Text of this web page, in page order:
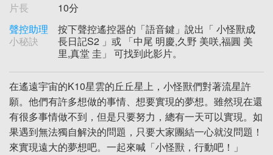
片長
10分
聲控助理
小秘訣
按下聲控遙控器的「語音鍵」說出「 小怪獸成
長日記S2 」或 「中尾 明慶,久野 美咲,福圓 美
里,真堂 圭」 可找到此影片。
在遙遠宇宙的K10星雲的丘丘星上，小怪獸們對著流星許
願。他們有許多想做的事情、想要實現的夢想。雖然現在還
有很多事情做不到，但是只要努力，總有一天可以實現。如
果遇到無法獨自解決的問題，只要大家團結一心就沒問題！
來實現遠大的夢想吧。一起來喊「小怪獸，行動吧！」